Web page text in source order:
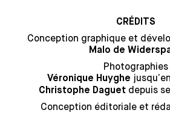
CRÉDITS
Conception graphique et
Malo de
Photographies
Véronique Huyghe
Christophe Daguetdepuis
Conception éditoriale et